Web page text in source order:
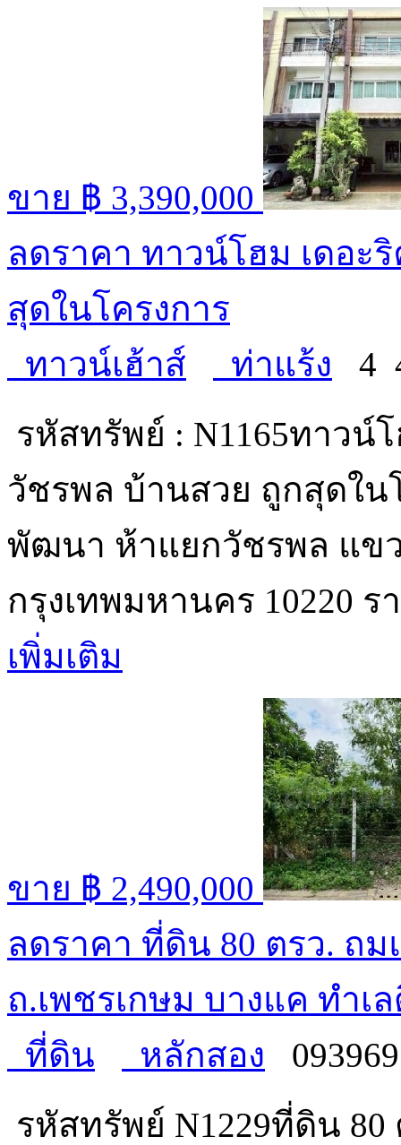
ขาย ฿ 3,390,000
ลดราคา ทาวน์โฮม เดอะ
สุดในโครงการ
ทาวน์เฮ้าส์
ท่าแร้ง 4
รหัสทรัพย์ : N1165ทาวน์
วัชรพล บ้านสวย ถูกสุดใน
พัฒนา ห้าแยกวัชรพล แขว
กรุงเทพมหานคร 10220
เพิ่มเติม
ขาย ฿ 2,490,000
ลดราคา ที่ดิน 80 ตรว. ถ
ถ.เพชรเกษม บางแค ทำเ
ที่ดิน
หลักสอง
รหัสทรัพย์ N1229ที่ดิน